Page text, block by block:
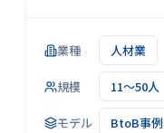
業種 人材業
規模 11～50人
モデル BtoB事例